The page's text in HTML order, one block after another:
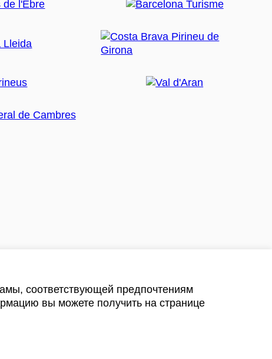
соответствующей предпочтениям
вы можете получить на странице